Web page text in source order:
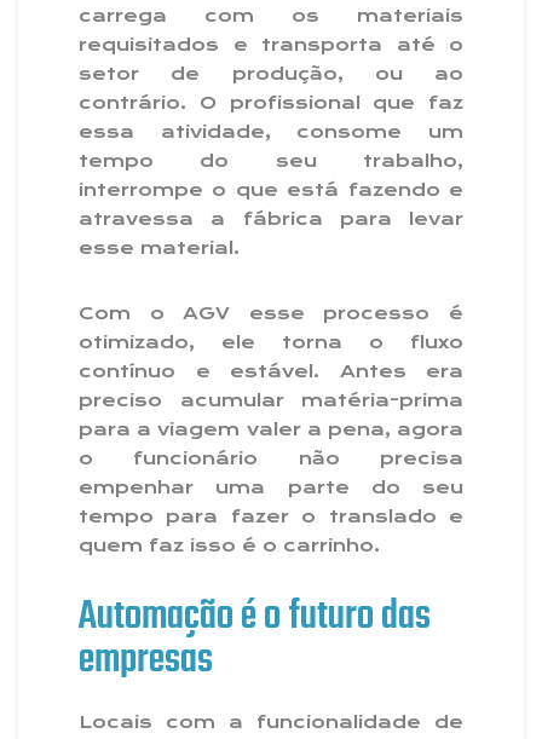
carrega com os materiais
requisitados e transporta até o
setor de produção, ou ao
contrário. O profissional que faz
essa atividade, consome um
tempo do seu trabalho,
interrompe o que está fazendo e
atravessa a fábrica para levar
esse material.
Com o AGV esse processo é
otimizado, ele torna o fluxo
contínuo e estável. Antes era
preciso acumular matéria-prima
para a viagem valer a pena, agora
o funcionário não precisa
empenhar uma parte do seu
tempo para fazer o translado e
quem faz isso é o carrinho.
Automação é o futuro das
empresas
Locais com a funcionalidade de